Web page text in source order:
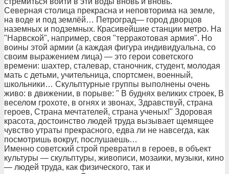
Северная столица прекрасна и неповторима на земле,
на воде и под землёй… Петроград— город дворцов
наземных и подземных. Красивейшие станции метро. На
"Нарвской", например, своя "терракотовая армия". Но
воины этой армии (а каждая фигура индивидуальна, со
своим выражением лица) — это герои советского
времени: шахтер, сталевар, станочник, студент, молодая
мать с детьми, учительница, спортсмен, военный,
школьники… Скульптурные группы выполнены очень
живо: в движении, в порыве: " В буднях великих строек, В
веселом грохоте, в огнях и звонах, Здравствуй, страна
героев, Страна мечтателей, страна ученых!" Здоровая
красота, достоинство людей труда вызывает щемящее
чувство утраты прекрасного, едва ли не навсегда, как
посмотришь вокруг, послушаешь…
Именно советский строй превратил в героев, в объект
культуры — скульптуры, живописи, мозаики, музыки, кино
— людей труда, как физического, так и